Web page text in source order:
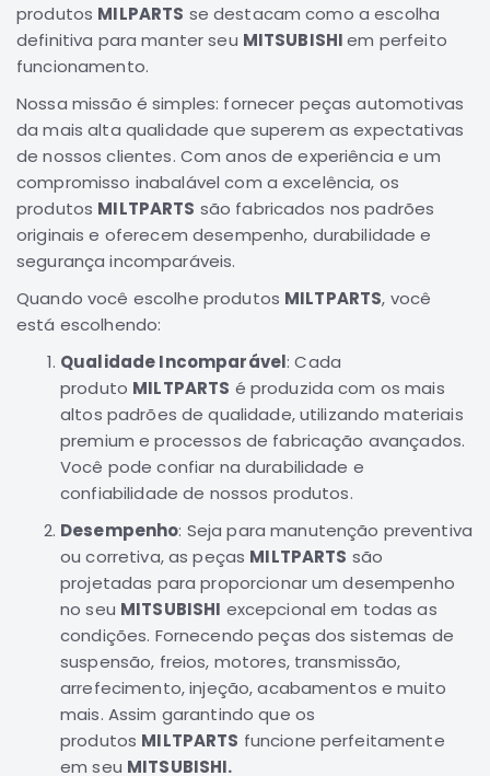
Correias
Filtros
Acessórios
Lancer
Motor
Suspensão
Correias
Transmissão
Elétrica
Acessórios
Airtrek
Motor
Suspensão
Freio
Correias
Filtros
Transmissão
Elétrica
Acessórios
produtos MILPARTS se destacam como a escolha
definitiva para manter seu MITSUBISHIem perfeito
funcionamento.
Nossa missão é simples: fornecer peças automotivas
da mais alta qualidade que superem as expectativas
de nossos clientes. Com anos de experiência e um
compromisso inabalável com a excelência, os
produtos MILTPARTS são fabricados nos padrões
originais e oferecem desempenho, durabilidade e
segurança incomparáveis.
Quando você escolhe produtos MILTPARTS, você
está escolhendo:
Qualidade Incomparável: Cada
produto MILTPARTS é produzida com os mais
altos padrões de qualidade, utilizando materiais
premium e processos de fabricação avançados.
Você pode confiar na durabilidade e
confiabilidade de nossos produtos.
Desempenho: Seja para manutenção preventiva
ou corretiva, as peças MILTPARTS são
projetadas para proporcionar um desempenho
no seu MITSUBISHI excepcional em todas as
condições. Fornecendo peças dos sistemas de
suspensão, freios, motores, transmissão,
arrefecimento, injeção, acabamentos e muito
mais. Assim garantindo que os
produtos MILTPARTS funcione perfeitamente
em seu MITSUBISHI.